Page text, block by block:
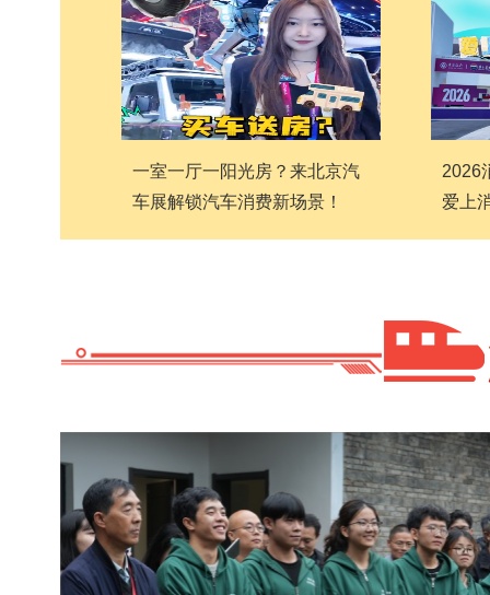
一室一厅一阳光房？来北京汽
车展解锁汽车消费新场景！
2026
爱上